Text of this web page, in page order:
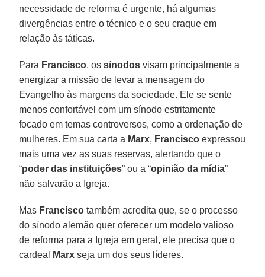
necessidade de reforma é urgente, há algumas
divergências entre o técnico e o seu craque em
relação às táticas.
Para Francisco, ossínodos visam principalmente a
energizar a missão de levar a mensagem do
Evangelho às margens da sociedade. Ele se sente
menos confortável com um sínodo estritamente
focado em temas controversos, como a ordenação de
mulheres. Em sua carta a Marx, Francisco expressou
mais uma vez as suas reservas, alertando que o
“poder das instituições” ou a “opinião da mídia”
não salvarão a Igreja.
Mas Francisco também acredita que, se o processo
do sínodo alemão quer oferecer um modelo valioso
de reforma para a Igreja em geral, ele precisa que o
cardeal
Marx seja um dos seus líderes.